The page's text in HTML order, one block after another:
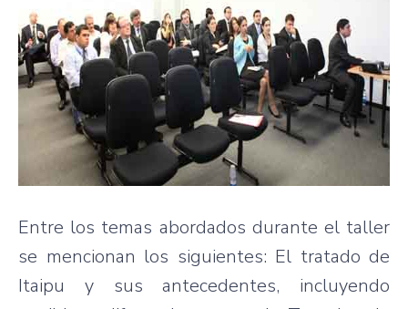
Entre los temas abordados durante el taller
se mencionan los siguientes: El tratado de
Itaipu y sus antecedentes, incluyendo